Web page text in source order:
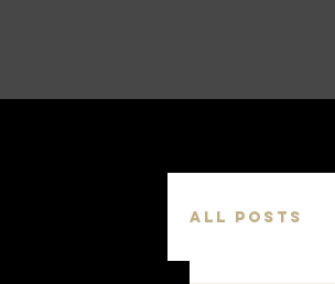
All Posts